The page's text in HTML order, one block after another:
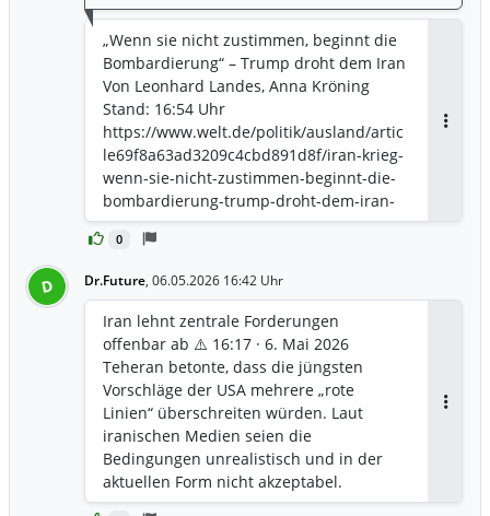
0
„Wenn sie nicht zustimmen, beginnt die
Bombardierung“ – Trump droht dem Iran
Von Leonhard Landes, Anna Kröning
Stand: 16:54 Uhr
https://www.welt.de/politik/ausland/artic
le69f8a63ad3209c4cbd891d8f/iran-krieg-
wenn-sie-nicht-zustimmen-beginnt-die-
bombardierung-trump-droht-dem-iran-
liveticker.html
D Dr.Future, 06.05.2026 16:42 Uhr
Iran lehnt zentrale Forderungen
offenbar ab ⚠️ 16:17 · 6. Mai 2026
Teheran betonte, dass die jüngsten
Vorschläge der USA mehrere „rote
Linien“ überschreiten würden. Laut
iranischen Medien seien die
Bedingungen unrealistisch und in der
aktuellen Form nicht akzeptabel.
Zusätzlich erklärte die Tasnim-Agentur